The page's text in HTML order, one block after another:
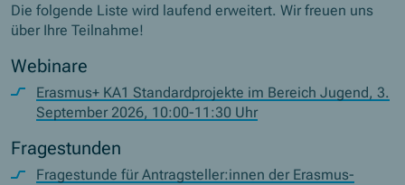
Die folgende Liste wird laufend erweitert. Wir freuen uns
über Ihre Teilnahme!
Webinare
Erasmus+ KA1 Standardprojekte im Bereich Jugend, 3.
September 2026, 10:00-11:30 Uhr
Fragestunden
Fragestunde für Antragsteller:innen der Erasmus-